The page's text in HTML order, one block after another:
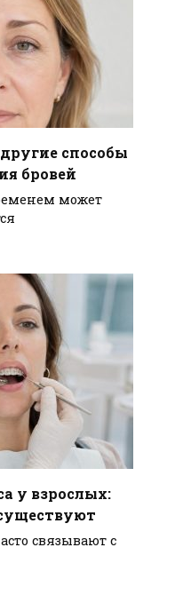
способы
бровей
может
у взрослых:
связывают с